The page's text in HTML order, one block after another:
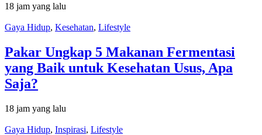
18 jam yang lalu
Gaya Hidup, Kesehatan, Lifestyle
Pakar Ungkap 5 Makanan Fermentasi
yang Baik untuk Kesehatan Usus, Apa
Saja?
18 jam yang lalu
Gaya Hidup, Inspirasi, Lifestyle